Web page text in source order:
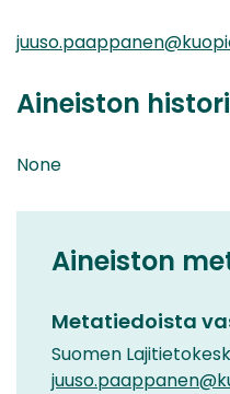
Aineiston
None
Aineiston
Metatiedoista
Suomen